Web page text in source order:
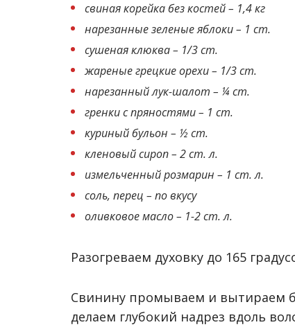
свиная корейка без костей – 1,4 кг
нарезанные зеленые яблоки – 1 ст.
сушеная клюква – 1/3 ст.
жареные грецкие орехи – 1/3 ст.
нарезанный лук-шалот – ¼ ст.
гренки с пряностями – 1 ст.
куриный бульон – ½ ст.
кленовый сироп – 2 ст. л.
измельченный розмарин – 1 ст. л.
соль, перец – по вкусу
оливковое масло – 1-2 ст. л.
Разогреваем духовку до 165
Свинину промываем и вытираем
делаем глубокий надрез вдоль